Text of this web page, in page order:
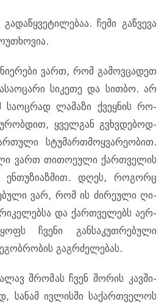
ჩემი გაწ­ვე­ვა
ვართ, რომ გა­მოვ­ცა­დეთ
სი­კე­თე და სით­ბო. არ
სა­ოც­რად ლა­მა­ზი ქვეყ­ნის რო­
ყველ­გან გვხვდე­ბოდ­
სტუ­მარ­თმოყ­ვა­რე­ო­ბით.
ვართ თი­თო­ე­უ­ლი ქარ­თვე­ლის
დღეს, რო­გორც
ვარ, რომ ის ძი­რე­უ­ლი ღი­
და ქარ­თვე­ლებს აერ­
ჩვე­ნი გან­სა­კუთ­რე­ბუ­ლი
გაგ­რძე­ლე­ბას.
შრო­მას ჩვენ შო­რის კავ­ში­
სა­ნამ ივ­ლის­ში სა­ქარ­თვე­ლოს